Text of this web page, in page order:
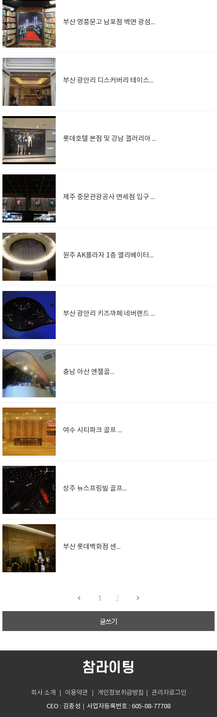
부산 영풍문고 남포점 벽면 광섬유 야경
부산 광안리 디스커버리 테이스트 입구 중앙천정 발조명
롯데호텔 본점 및 강남 갤러리아 샤넬 쇼윈도우 갤럭시 광섬유조명
제주 중문관광공사 면세점 입구 벽면 광섬유 발조명 및 별자리
원주 AK플라자 1층 엘리베이터실 홀천정 광섬유 조명
부산 광안리 키즈까페 네버랜드 천정 별자리 광섬유
충남 아산 엔젤골프존
여수 시티파크 골프 리조트
상주 뉴스프링빌 골프하우스
부산 롯데백화점 센텀점
1 2
글쓰기
참라이팅
회사 소개 이용약관 개인정보취급방침
관리자로그인
CEO : 김종성 ｜사업자등록번호 : 605-08-77708